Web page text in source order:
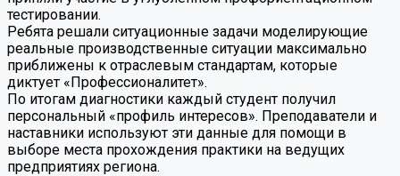
тестировании.
Ребята решали ситуационные задачи моделирующие
реальные производственные ситуации максимально
приближены к отраслевым стандартам, которые
диктует «Профессионалитет».
По итогам диагностики каждый студент получил
персональный «профиль интересов». Преподаватели и
наставники используют эти данные для помощи в
выборе места прохождения практики на ведущих
предприятиях региона.